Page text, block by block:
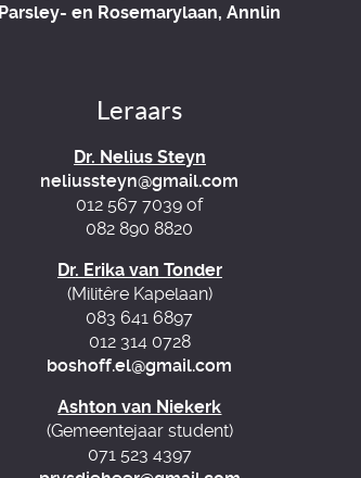
Parsley- en Rosemarylaan, Annlin
Leraars
Dr. Nelius Steyn
neliussteyn@gmail.com
012 567 7039 of
082 890 8820
Dr. Erika van Tonder
(Militêre Kapelaan)
083 641 6897
012 314 0728
boshoff.el@gmail.com
Ashton van Niekerk
(Gemeentejaar student)
071 523 4397